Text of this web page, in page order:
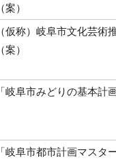
（案）
（仮称）岐阜市文化芸術
（案）
「岐阜市みどりの基本計
「岐阜市都市計画マスタ